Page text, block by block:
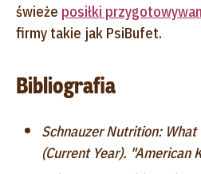
świeże posiłki
firmy takie jak PsiBufet.
Bibliografia
Schnauzer Nutrition: What
(Current Year). "American